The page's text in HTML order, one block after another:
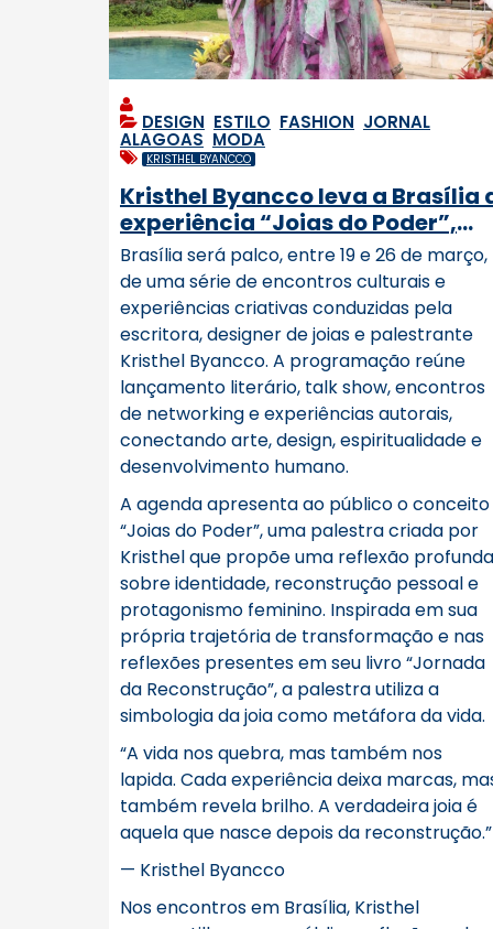
DESIGN ESTILO FASHION JORNAL
ALAGOAS MODA
KRISTHEL BYANCCO
Kristhel Byancco leva a Brasília
experiência “Joias do Poder”,
unindo arte, design, literatura e
protagonismo feminino
Brasília será palco, entre 19 e 26 de março,
de uma série de encontros culturais e
experiências criativas conduzidas pela
escritora, designer de joias e palestrante
Kristhel Byancco. A programação reúne
lançamento literário, talk show, encontros
de networking e experiências autorais,
conectando arte, design, espiritualidade e
desenvolvimento humano.
A agenda apresenta ao público o conceito
“Joias do Poder”, uma palestra criada por
Kristhel que propõe uma reflexão profunda
sobre identidade, reconstrução pessoal e
protagonismo feminino. Inspirada em sua
própria trajetória de transformação e nas
reflexões presentes em seu livro “Jornada
da Reconstrução”, a palestra utiliza a
simbologia da joia como metáfora da vida.
“A vida nos quebra, mas também nos
lapida. Cada experiência deixa marcas,
também revela brilho. A verdadeira joia é
aquela que nasce depois da reconstrução.”
— Kristhel Byancco
Nos encontros em Brasília, Kristhel